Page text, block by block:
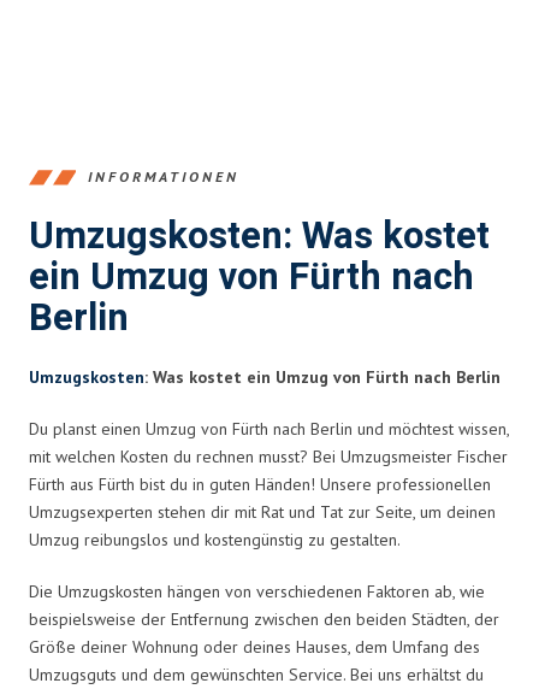
INFORMATIONEN
Umzugskosten: Was kostet
ein Umzug von Fürth nach
Berlin
Umzugskosten: Was kostet ein Umzug von Fürth nach Berlin
Du planst einen Umzug von Fürth nach Berlin und möchtest wissen,
mit welchen Kosten du rechnen musst? Bei Umzugsmeister Fischer
Fürth aus Fürth bist du in guten Händen! Unsere professionellen
Umzugsexperten stehen dir mit Rat und Tat zur Seite, um deinen
Umzug reibungslos und kostengünstig zu gestalten.
Die Umzugskosten hängen von verschiedenen Faktoren ab, wie
beispielsweise der Entfernung zwischen den beiden Städten, der
Größe deiner Wohnung oder deines Hauses, dem Umfang des
Umzugsguts und dem gewünschten Service. Bei uns erhältst du